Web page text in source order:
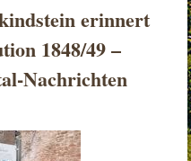
erinnert
1848/49 –
Nachrichten